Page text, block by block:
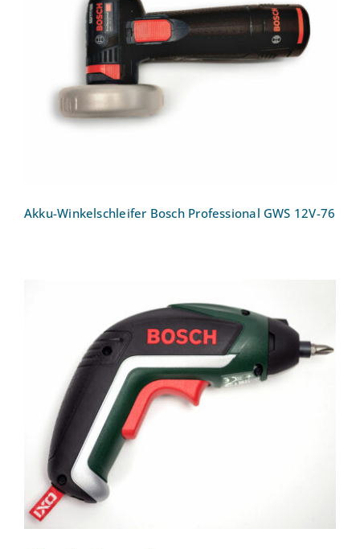
Akku-Winkelschleifer Bosch Professional
GWS 12V-76
Akku-Winkelschleifer Bosch Professional GWS 12V-76
Akku-Schrauber Bosch IXO Generation
V